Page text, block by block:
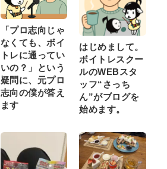
「プロ志向じゃ
なくても、ボイ
トレに通ってい
いの？」という
疑問に、元プロ
志向の僕が答え
ます
はじめまして。
ボイトレスクー
ルのWEBスタ
ッフ“さっち
ん”がブログを
始めます。